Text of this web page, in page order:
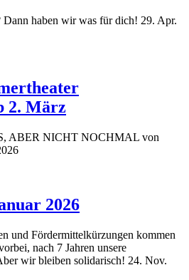
haben wir was für dich! 29. Apr.
2. März
ABER NICHT NOCHMAL von
2026
und Fördermittelkürzungen kommen
nach 7 Jahren unsere
wir bleiben solidarisch! 24. Nov.